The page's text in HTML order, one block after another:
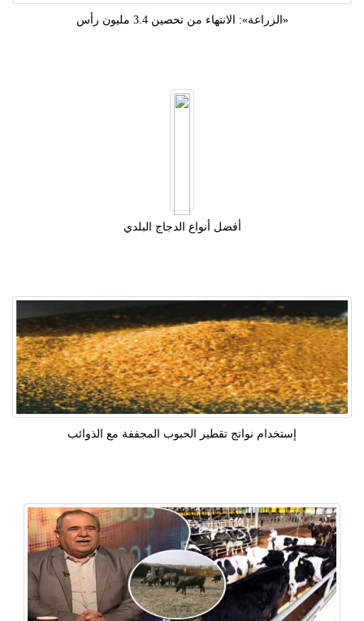
«الزراعة»: الانتهاء من تحصين 3.4 مليون رأس
أفضل أنواع الدجاج البلدي
إستخدام نواتج تقطير الحبوب المجففة مع الذوائب